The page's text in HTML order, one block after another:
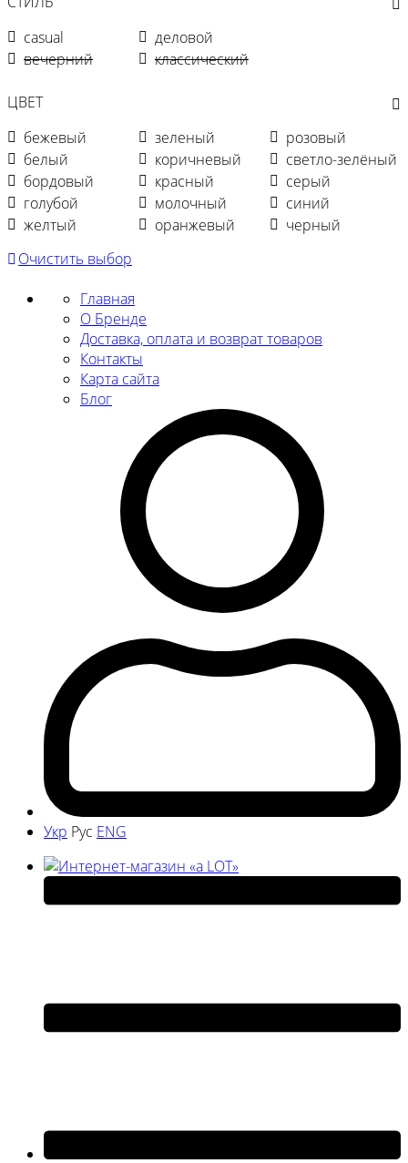
casual
вечерний
деловой
классический
ЦВЕТ
бежевый
белый
бордовый
голубой
желтый
зеленый
коричневый
красный
молочный
оранжевый
розовый
светло-зелёный
серый
синий
черный
Очистить выбор
Главная
О Бренде
Доставка, оплата и возврат товаров
Контакты
Карта сайта
Блог
Укр Рус ENG